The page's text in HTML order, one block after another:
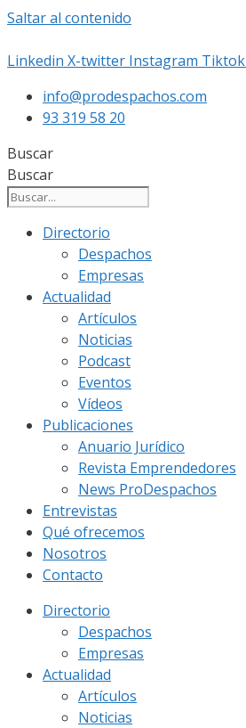
Saltar al contenido
Linkedin X-twitter Instagram Tiktok
info@prodespachos.com
93 319 58 20
Buscar
Buscar
Directorio
Despachos
Empresas
Actualidad
Artículos
Noticias
Podcast
Eventos
Vídeos
Publicaciones
Anuario Jurídico
Revista Emprendedores
News ProDespachos
Entrevistas
Qué ofrecemos
Nosotros
Contacto
Directorio
Despachos
Empresas
Actualidad
Artículos
Noticias